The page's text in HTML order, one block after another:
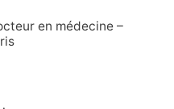
en médecine –